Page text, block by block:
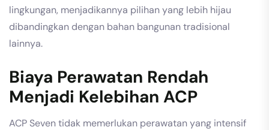
lingkungan, menjadikannya pilihan yang lebih hijau
dibandingkan dengan bahan bangunan tradisional
lainnya.
Biaya Perawatan Rendah
Menjadi Kelebihan ACP
ACP Seven tidak memerlukan perawatan yang intensif